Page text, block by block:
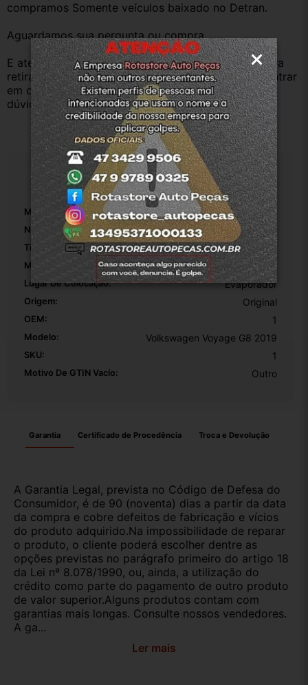
compramos Somente veículos baixado no Detran.
Aguardamos sua pergunta ou compra.
E atenderemos o quanto antes, caso o cliente prefira
retirar na nossa loja física também aceitamos, só entrar
em contato com a equipe Rotasul e tiramos suas
dúvidas.
Especificações
Marca: Volkswagen
Número De Peça: 1
Tipo De Veículo: Carro/Caminhonete
Material: Borracha
Lugar De Colocação: Evaporador
Origem: Original
OEM: 1
Modelo: Volkswagen Voyage G8 2019
SKU: 1
Motivo De GTIN Vacío: Outro
Garantia Certificado de Procedência Troca e Devolução
A Garantia Legal, prevista no Código de Defesa do
Consumidor, é de 90 (noventa) dias a partir da data
da compra e cobre defeitos de fabricação e vícios
do produto adquirido.Na impossibilidade de reparar
o produto, o cliente poderá escolher dentre as
opções previstas no parágrafo primeiro do artigo 18
da Lei nº 8.078/1990, ou, ainda, a utilização do
crédito como parte do pagamento de outro produto
de valor superior.Alguns produtos contam com
garantias mais longas. Consulte nossos vendedores.
A ga...
Ler mais